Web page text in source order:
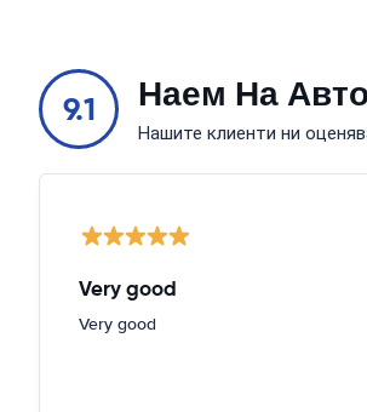
9.1 Наем На
Нашите клиенти ни
Very good
Very good